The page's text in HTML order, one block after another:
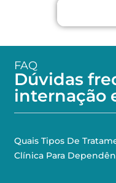
FAQ
Dúvidas
internação
Quais Tipos De
Clínica Para